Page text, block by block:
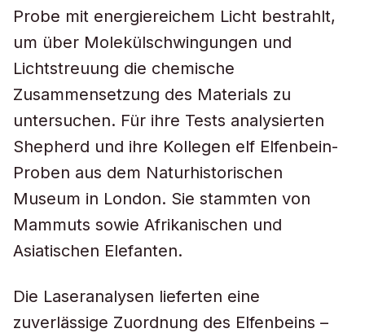
Probe mit energiereichem Licht bestrahlt,
um über Molekülschwingungen und
Lichtstreuung die chemische
Zusammensetzung des Materials zu
untersuchen. Für ihre Tests analysierten
Shepherd und ihre Kollegen elf Elfenbein-
Proben aus dem Naturhistorischen
Museum in London. Sie stammten von
Mammuts sowie Afrikanischen und
Asiatischen Elefanten.
Die Laseranalysen lieferten eine
zuverlässige Zuordnung des Elfenbeins –